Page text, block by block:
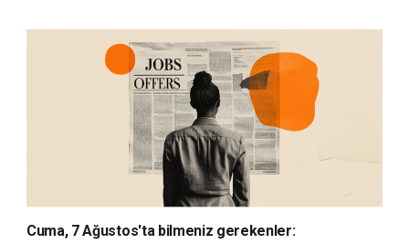
Cuma, 7 Ağustos'ta bilmeniz gerekenler: